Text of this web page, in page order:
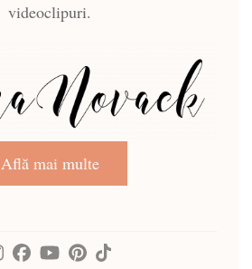
videoclipuri.
Află mai multe